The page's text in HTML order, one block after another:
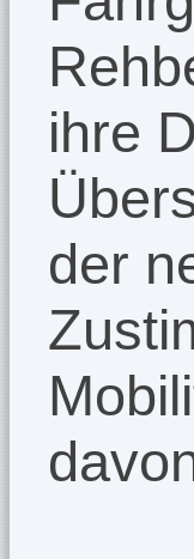
ihre
der